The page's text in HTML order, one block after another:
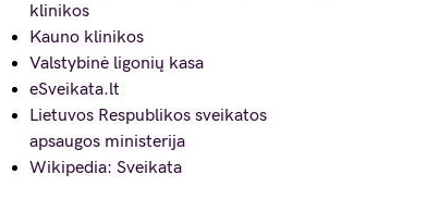
klinikos
Kauno klinikos
Valstybinė ligonių kasa
eSveikata.lt
Lietuvos Respublikos sveikatos
apsaugos ministerija
Wikipedia: Sveikata